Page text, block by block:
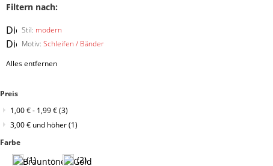
Filtern nach:
Stil: modern
Diesen
Artikel
entfernen
Motiv: Schleifen / Bänder
Diesen
entfernen
Alles entfernen
Preis
1,00 €- 1,99 €(3)
3,00 € und höher(1)
Farbe
(1)
(2)